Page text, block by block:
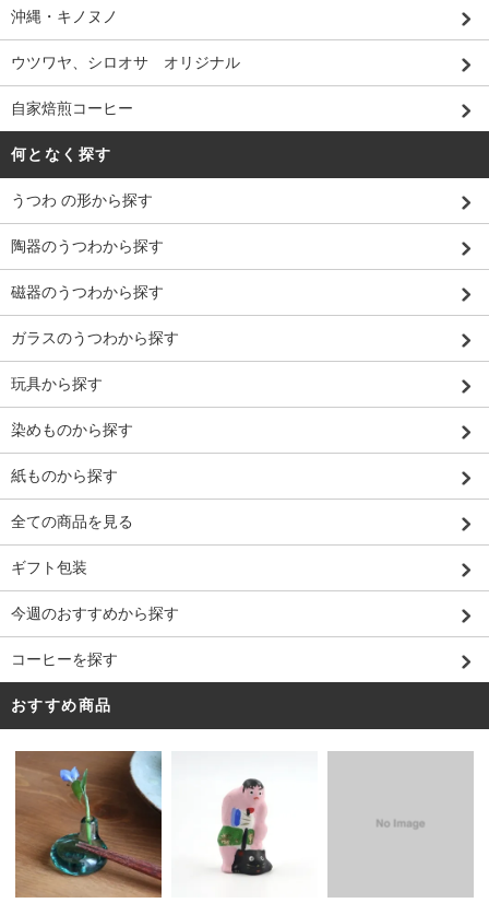
沖縄・キノヌノ
ウツワヤ、シロオサ オリジナル
自家焙煎コーヒー
何となく探す
うつわ の形から探す
陶器のうつわから探す
磁器のうつわから探す
ガラスのうつわから探す
玩具から探す
染めものから探す
紙ものから探す
全ての商品を見る
ギフト包装
今週のおすすめから探す
コーヒーを探す
おすすめ商品